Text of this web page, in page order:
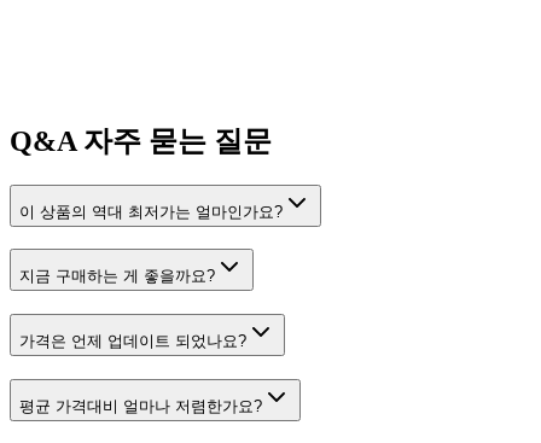
Q&A 자주 묻는 질문
이 상품의 역대 최저가는 얼마인가요?
지금 구매하는 게 좋을까요?
가격은 언제 업데이트 되었나요?
평균 가격대비 얼마나 저렴한가요?